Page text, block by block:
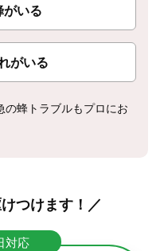
いる
がいる
の蜂トラブルもプロにお
つけます！／
対応